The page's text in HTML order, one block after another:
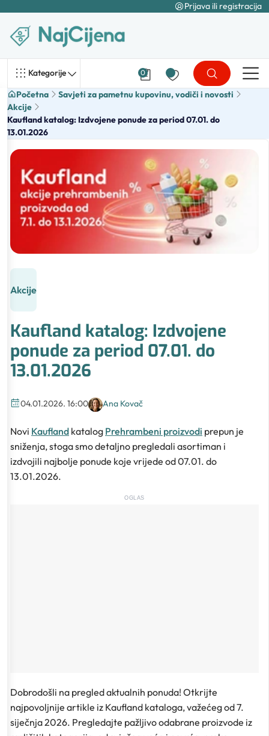
Prijava ili registracija
Kategorije 0
Početna
Savjeti za pametnu kupovinu, vodiči i novosti
Akcije
Kaufland katalog: Izdvojene ponude za period 07.01. do
13.01.2026
Akcije
Kaufland katalog: Izdvojene
ponude za period 07.01. do
13.01.2026
04.01.2026. 16:00 Ana Kovač
Novi Kaufland katalog Prehrambeni proizvodi prepun je
sniženja, stoga smo detaljno pregledali asortiman i
izdvojili najbolje ponude koje vrijede od 07.01. do
13.01.2026.
OGLAS
Dobrodošli na pregled aktualnih ponuda! Otkrijte
najpovoljnije artikle iz Kaufland kataloga, važećeg od 7.
siječnja 2026. Pregledajte pažljivo odabrane proizvode iz